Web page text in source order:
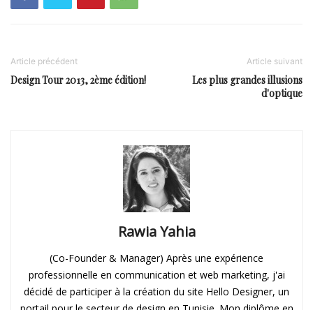
Article précédent
Design Tour 2013, 2ème édition!
Article suivant
Les plus grandes illusions
d'optique
Rawia Yahia
(Co-Founder & Manager) Après une expérience
professionnelle en communication et web marketing, j'ai
décidé de participer à la création du site Hello Designer, un